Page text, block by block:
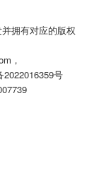
拥有对应的版权
，
号